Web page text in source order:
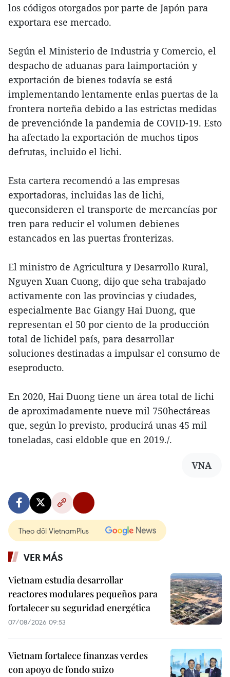
los códigos otorgados por parte de Japón para
exportara ese mercado.
Según el Ministerio de Industria y Comercio, el
despacho de aduanas para laimportación y
exportación de bienes todavía se está
implementando lentamente enlas puertas de la
frontera norteña debido a las estrictas medidas
de prevenciónde la pandemia de COVID-19. Esto
ha afectado la exportación de muchos tipos
defrutas, incluido el lichi.
Esta cartera recomendó a las empresas
exportadoras, incluidas las de lichi,
queconsideren el transporte de mercancías por
tren para reducir el volumen debienes
estancados en las puertas fronterizas.
El ministro de Agricultura y Desarrollo Rural,
Nguyen Xuan Cuong, dijo que seha trabajado
activamente con las provincias y ciudades,
especialmente Bac Giangy Hai Duong, que
representan el 50 por ciento de la producción
total de lichidel país, para desarrollar
soluciones destinadas a impulsar el consumo de
eseproducto.
En 2020, Hai Duong tiene un área total de lichi
de aproximadamente nueve mil 750hectáreas
que, según lo previsto, producirá unas 45 mil
toneladas, casi eldoble que en 2019./.
VNA
Theo dõi VietnamPlus
VER MÁS
Vietnam estudia desarrollar
reactores modulares pequeños para
fortalecer su seguridad energética
07/08/2026 09:53
Vietnam fortalece finanzas verdes
con apoyo de fondo suizo